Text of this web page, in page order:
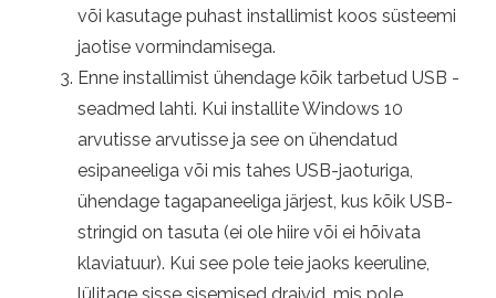
või kasutage puhast installimist koos süsteemi
jaotise vormindamisega.
Enne installimist ühendage kõik tarbetud USB -
seadmed lahti. Kui installite Windows 10
arvutisse arvutisse ja see on ühendatud
esipaneeliga või mis tahes USB-jaoturiga,
ühendage tagapaneeliga järjest, kus kõik USB-
stringid on tasuta (ei ole hiire või ei hõivata
klaviatuur). Kui see pole teie jaoks keeruline,